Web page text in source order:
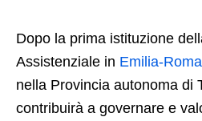
Dopo la prima istituzione
Assistenziale in Emilia-
nella Provincia autonoma di
contribuirà a governare e